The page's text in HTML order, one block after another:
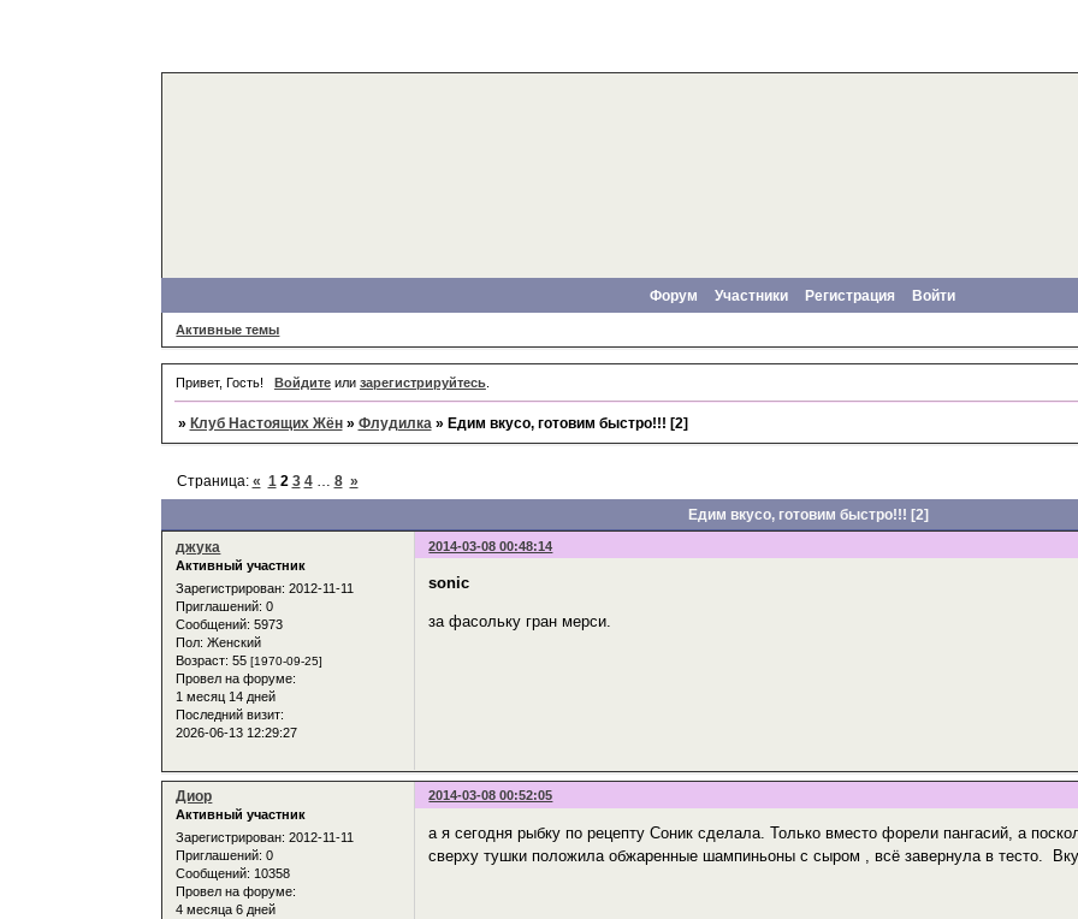
Форум Участники Регистрация Войти
Активные темы
Привет, Гость! Войдитеили зарегистрируйтесь.
» Клуб Настоящих Жён » Флудилка » Едим вкусо, готовим быстро!!! [2]
Едим вкусо, готовим быстро!!! [2]
Страница: « 1 2 3 4 … 8 »
2014-03-08 00:48:14
джука
Активный участник
Зарегистрирован: 2012-11-11
Приглашений: 0
Сообщений: 5973
Пол: Женский
Возраст: 55[1970-09-25]
Провел на форуме:
1 месяц 14 дней
Последний визит:
2026-06-13 12:29:27
sonic
за фасольку гран мерси.
2014-03-08 00:52:05
Диор
Активный участник
Зарегистрирован: 2012-11-11
Приглашений: 0
Сообщений: 10358
Провел на форуме:
4 месяца 6 дней
а я сегодня рыбку по рецепту Соник сделала. Только вместо форели пангасий, а
сверху тушки положила обжаренные шампиньоны с сыром , всё завернула в тесто.